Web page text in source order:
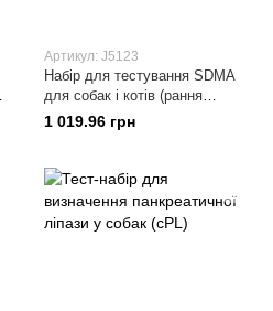
Артикул: J5123
Набір для тестування SDMA
для собак і котів (рання
діагностика ниркової
недостатності)
1 019.96 грн